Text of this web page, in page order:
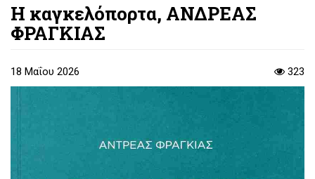
Η καγκελόπορτα, ΑΝΔΡΕΑΣ
ΦΡΑΓΚΙΑΣ
18 Μαΐου 2026 323